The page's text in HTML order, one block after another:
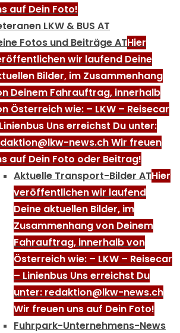
auf Dein Foto!
LKW & BUS AT
Fotos und Beiträge ATHier
wir laufend Deine
Bilder, im Zusammenhang
Deinem Fahrauftrag, innerhalb
Österreich wie: – LKW – Reisecar
Uns erreichst Du unter:
news.ch Wir freuen
auf Dein Foto oder Beitrag!
Aktuelle Transport-Bilder ATHier
veröffentlichen wir laufend
Deine aktuellen Bilder, im
Zusammenhang von Deinem
Fahrauftrag, innerhalb von
Österreich wie: – LKW – Reisecar
– Linienbus Uns erreichst Du
unter: redaktion@lkw-news.ch
Wir freuen uns auf Dein Foto!
Fuhrpark-Unternehmens-News